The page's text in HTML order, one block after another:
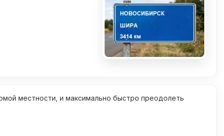
местности, и максимально быстро преодолеть